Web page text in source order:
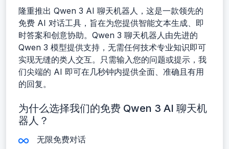
隆重推出 Qwen 3 AI 聊天机器人，这是一款领先的
免费 AI 对话工具，旨在为您提供智能文本生成、即
时答案和创意协助。Qwen 3 聊天机器人由先进的
Qwen 3 模型提供支持，无需任何技术专业知识即可
实现无缝的类人交互。只需输入您的问题或提示，我
们尖端的 AI 即可在几秒钟内提供全面、准确且有用
的回复。
为什么选择我们的免费 Qwen 3 AI 聊天机
器人？
无限免费对话